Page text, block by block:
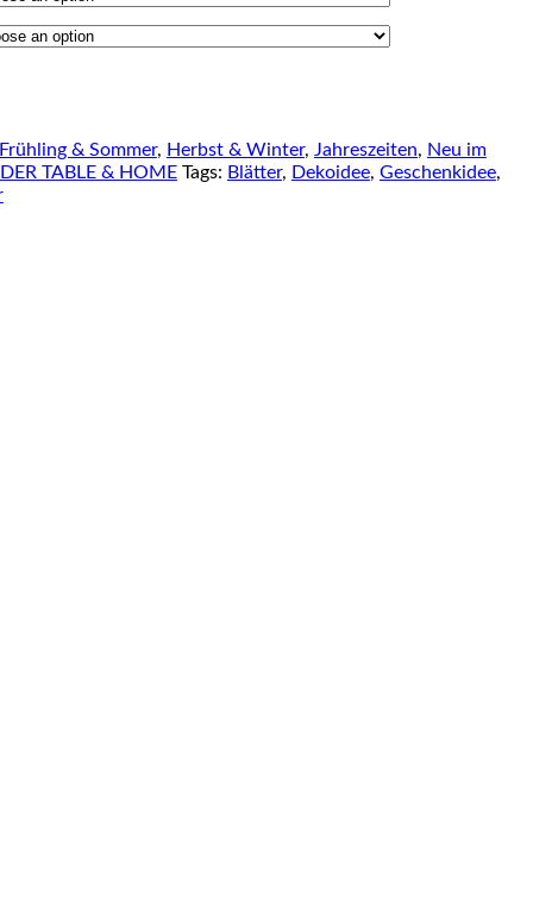
Frühling & Sommer, Herbst & Winter, Jahreszeiten, Neu im
TABLE & HOME Tags: Blätter, Dekoidee, Geschenkidee,